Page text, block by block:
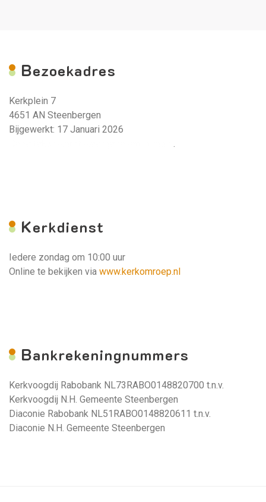
Bezoekadres
Kerkplein 7
4651 AN Steenbergen
Bijgewerkt: 17 Januari 2026
.
Kerkdienst
Iedere zondag om 10:00 uur
Online te bekijken via www.kerkomroep.nl
Bankrekeningnummers
Kerkvoogdij Rabobank NL73RABO0148820700 t.n.v.
Kerkvoogdij N.H. Gemeente Steenbergen
Diaconie Rabobank NL51RABO0148820611 t.n.v.
Diaconie N.H. Gemeente Steenbergen